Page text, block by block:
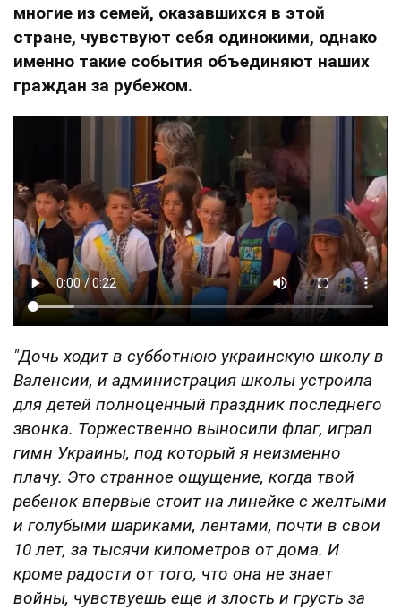
многие из семей, оказавшихся в этой
стране, чувствуют себя одинокими, однако
именно такие события объединяют наших
граждан за рубежом.
"Дочь ходит в субботнюю украинскую школу в
Валенсии, и администрация школы устроила
для детей полноценный праздник последнего
звонка. Торжественно выносили флаг, играл
гимн Украины, под который я неизменно
плачу. Это странное ощущение, когда твой
ребенок впервые стоит на линейке с желтыми
и голубыми шариками, лентами, почти в свои
10 лет, за тысячи километров от дома. И
кроме радости от того, что она не знает
войны, чувствуешь еще и злость и грусть за